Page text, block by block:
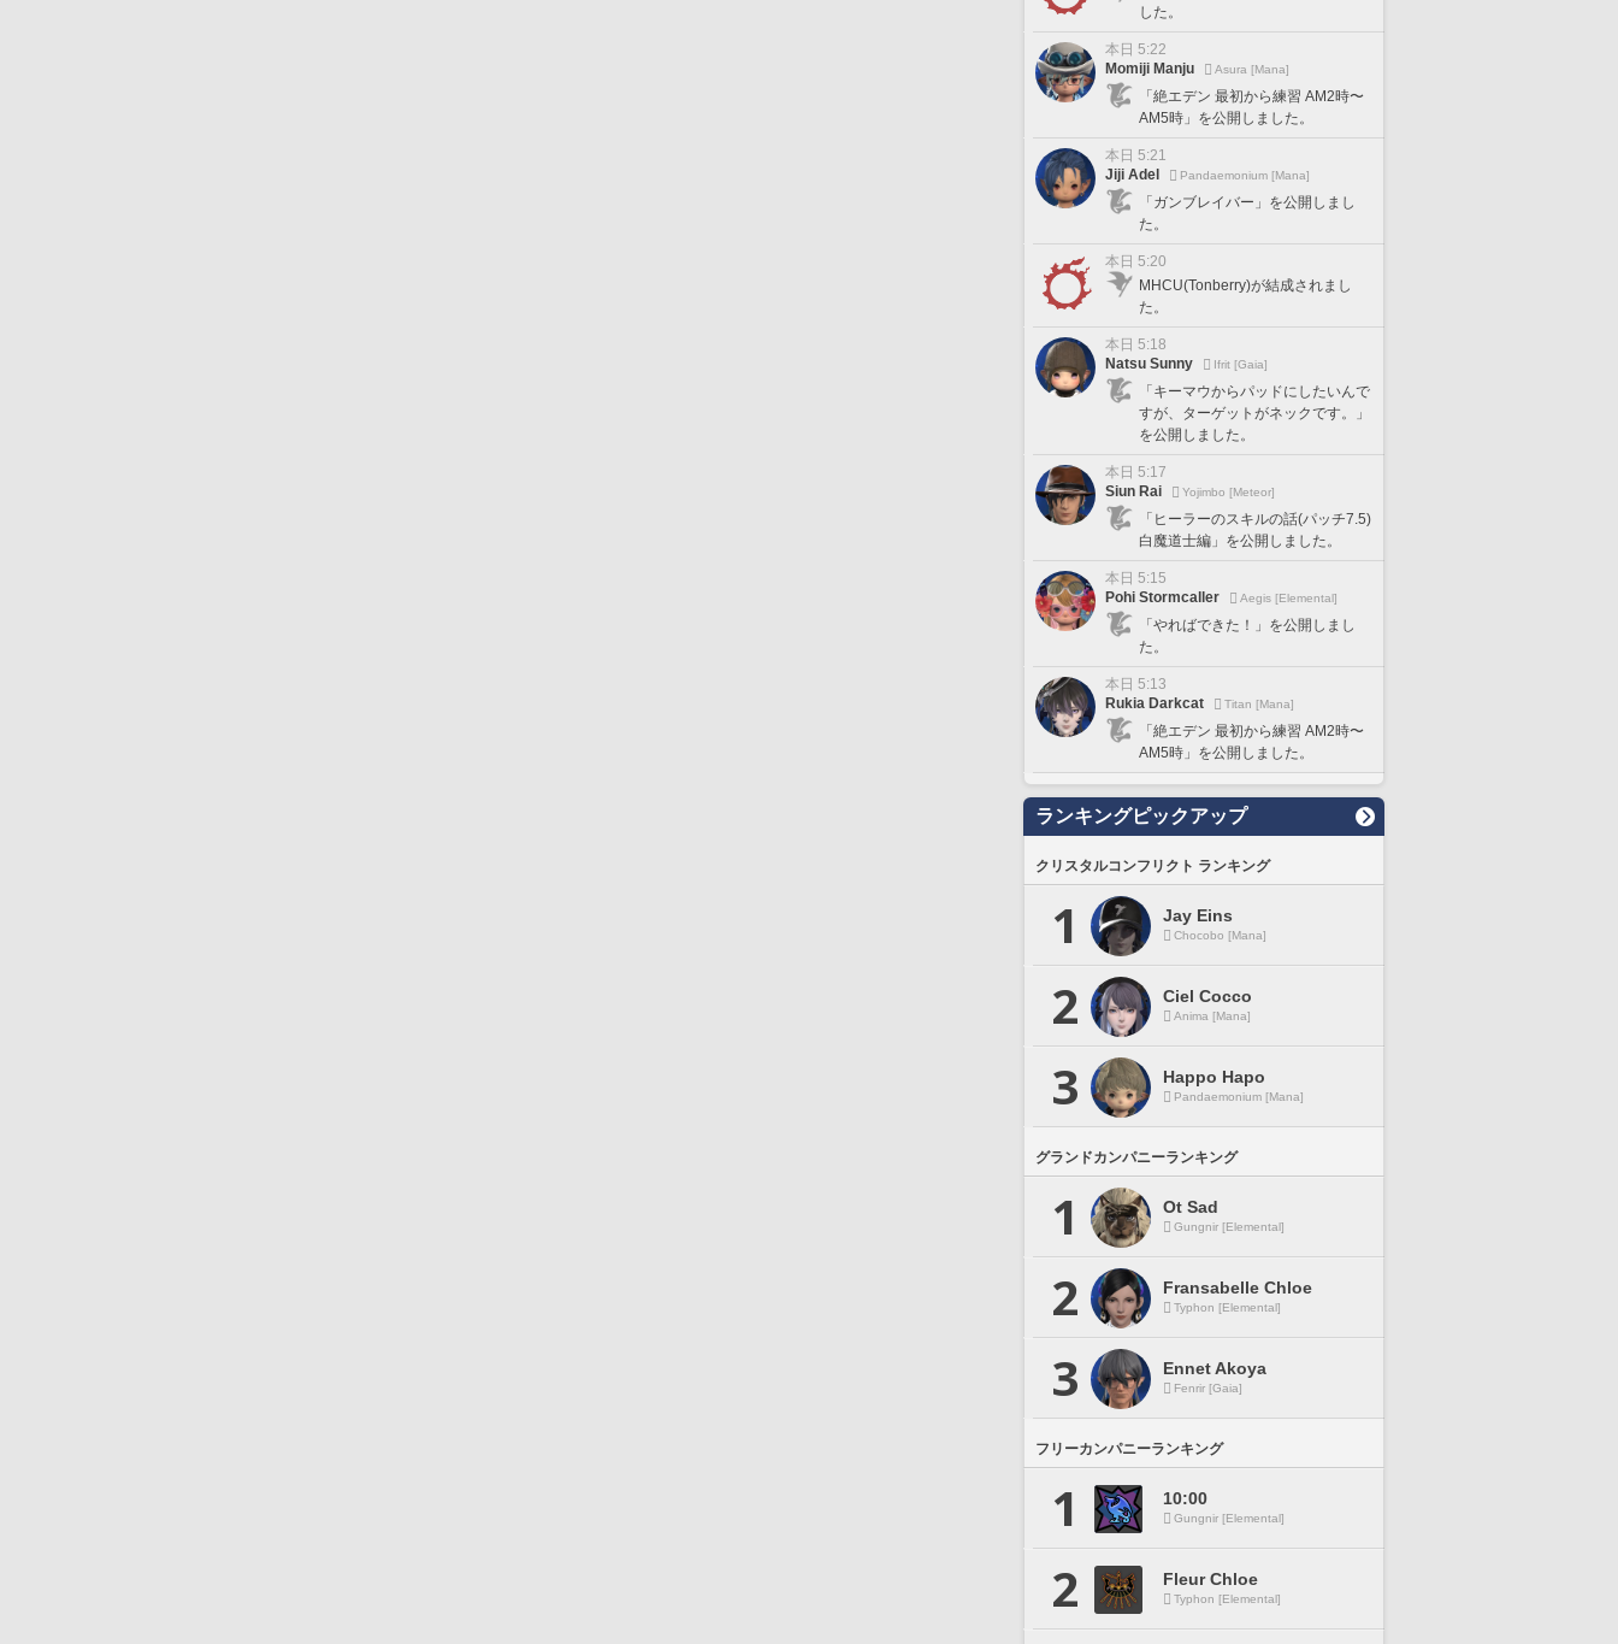
した。
本日 5:22
Momiji Manju
Asura [Mana]
「絶エデン 最初から練習 AM2時〜
AM5時」を公開しました。
本日 5:21
Jiji Adel
Pandaemonium [Mana]
「ガンブレイバー」を公開しまし
た。
本日 5:20
MHCU(Tonberry)が結成されまし
た。
本日 5:18
Natsu Sunny
Ifrit [Gaia]
「キーマウからパッドにしたいんで
すが、ターゲットがネックです。」
を公開しました。
本日 5:17
Siun Rai
Yojimbo [Meteor]
「ヒーラーのスキルの話(パッチ7.5)
白魔道士編」を公開しました。
本日 5:15
Pohi Stormcaller
Aegis [Elemental]
「やればできた！」を公開しまし
た。
本日 5:13
Rukia Darkcat
Titan [Mana]
「絶エデン 最初から練習 AM2時〜
AM5時」を公開しました。
ランキングピックアップ
クリスタルコンフリクト ランキング
1 Jay Eins
Chocobo [Mana]
2 Ciel Cocco
Anima [Mana]
3 Happo Hapo
Pandaemonium [Mana]
グランドカンパニーランキング
1 Ot Sad
Gungnir [Elemental]
2 Fransabelle Chloe
Typhon [Elemental]
3 Ennet Akoya
Fenrir [Gaia]
フリーカンパニーランキング
1 10:00
Gungnir [Elemental]
2 Fleur Chloe
Typhon [Elemental]